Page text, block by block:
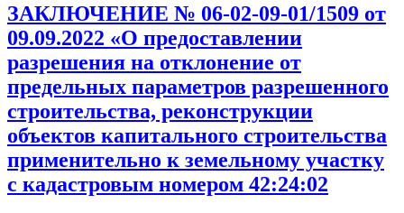
ЗАКЛЮЧЕНИЕ № 06-02-09-01/1509 от
09.09.2022 «О предоставлении
разрешения на отклонение от
предельных параметров разрешенного
строительства, реконструкции
объектов капитального строительства
применительно к земельному участку
с кадастровым номером 42:24:02